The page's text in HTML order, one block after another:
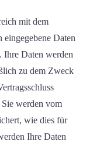
mit dem
Daten
Ihre Daten werden
zu dem Zweck
werden vom
wie dies für
Ihre Daten